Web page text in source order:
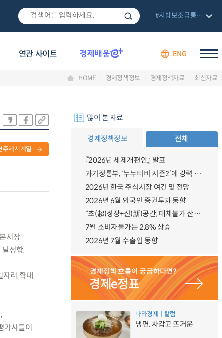
연관 사이트 ENG
#지방보조금통합관리망
HOME 경제정책정보 경제정책자료 최신자료
주제시계열
시장
성함.
자리 확대
사들이
많이 본 자료
경제정책정보 전체
『2026년 세제개편안』 발표
과기정통부, ‘누누티비 시즌2’에 강력 대응 의지 밝혀
2026년 한국 주식시장 여건 및 전망
2026년 6월 외국인 증권투자 동향
“초(超)성장+신(新)공간, 대체불가 산업강국”
7월 소비자물가는 2.8% 상승
2026년 7월 수출입 동향
나라경제ㅣ칼럼
냉면, 차갑고 뜨거운